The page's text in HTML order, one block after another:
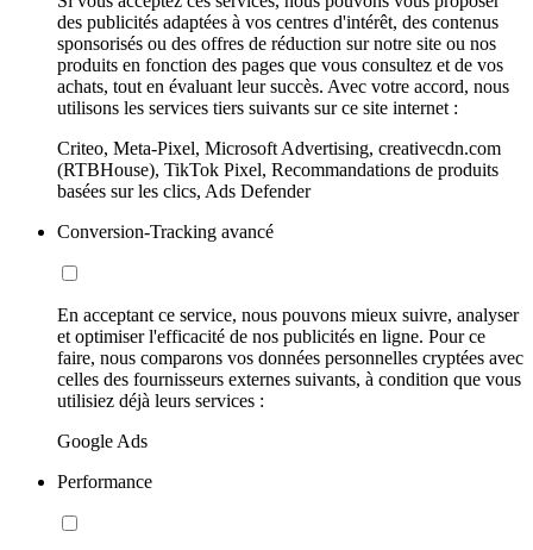
des publicités adaptées à vos centres d'intérêt, des contenus
sponsorisés ou des offres de réduction sur notre site ou nos
produits en fonction des pages que vous consultez et de vos
achats, tout en évaluant leur succès. Avec votre accord, nous
utilisons les services tiers suivants sur ce site internet :
Criteo, Meta-Pixel, Microsoft Advertising, creativecdn.com
(RTBHouse), TikTok Pixel, Recommandations de produits
basées sur les clics, Ads Defender
Conversion-Tracking avancé
En acceptant ce service, nous pouvons mieux suivre, analyser
et optimiser l'efficacité de nos publicités en ligne. Pour ce
faire, nous comparons vos données personnelles cryptées avec
celles des fournisseurs externes suivants, à condition que vous
utilisiez déjà leurs services :
Google Ads
Performance